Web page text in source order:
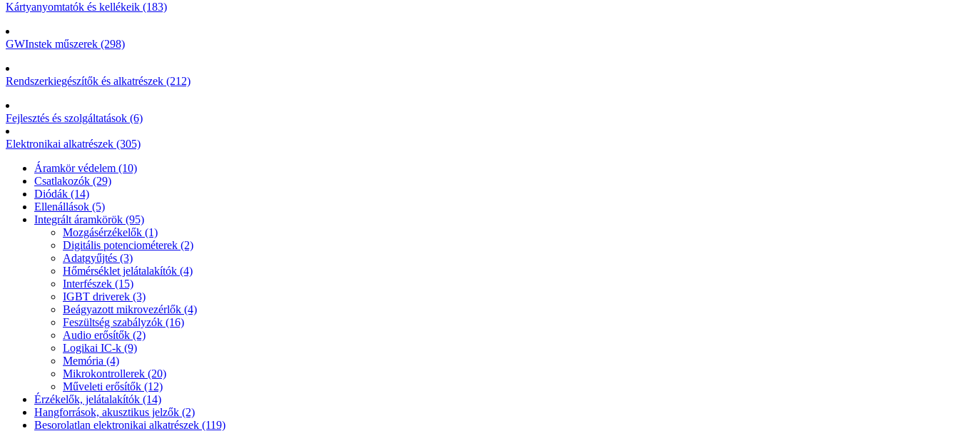
Kártyanyomtatók és kellékeik (183)
GWInstek műszerek (298)
Rendszerkiegészítők és alkatrészek (212)
Fejlesztés és szolgáltatások (6)
Elektronikai alkatrészek (305)
Áramkör védelem (10)
Csatlakozók (29)
Diódák (14)
Ellenállások (5)
Integrált áramkörök (95)
Mozgásérzékelők (1)
Digitális potenciométerek (2)
Adatgyűjtés (3)
Hőmérséklet jelátalakítók (4)
Interfészek (15)
IGBT driverek (3)
Beágyazott mikrovezérlők (4)
Feszültség szabályzók (16)
Audio erősítők (2)
Logikai IC-k (9)
Memória (4)
Mikrokontrollerek (20)
Műveleti erősítők (12)
Érzékelők, jelátalakítók (14)
Hangforrások, akusztikus jelzők (2)
Besorolatlan elektronikai alkatrészek (119)